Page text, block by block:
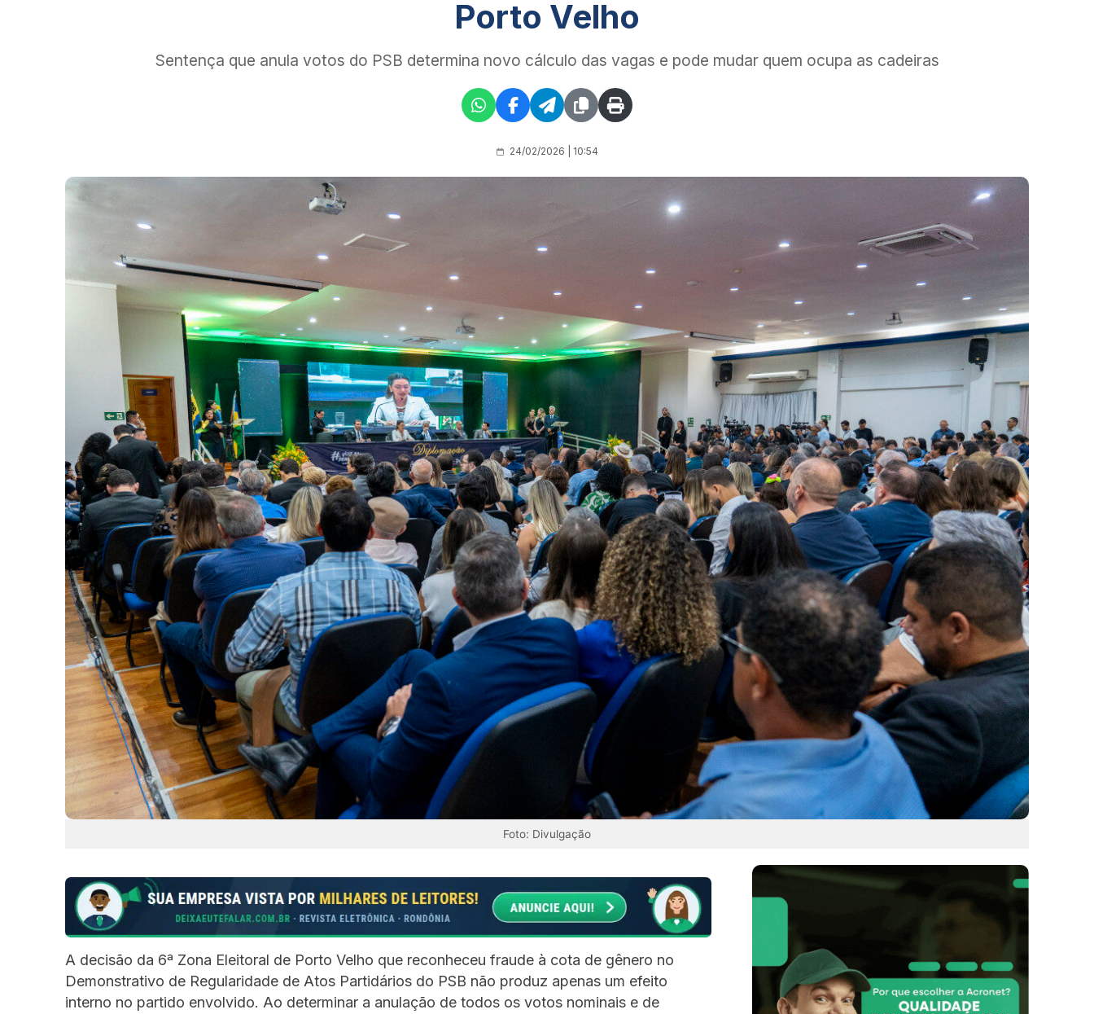
Porto Velho
Sentença que anula votos do PSB determina novo cálculo das vagas e pode mudar quem ocupa as cadeiras
24/02/2026 | 10:54
Foto: Divulgação
A decisão da 6ª Zona Eleitoral de Porto Velho que reconheceu fraude à cota de gênero no
Demonstrativo de Regularidade de Atos Partidários do PSB não produz apenas um efeito
interno no partido envolvido. Ao determinar a anulação de todos os votos nominais e de